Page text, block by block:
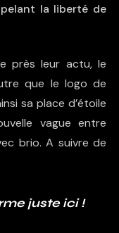
la liberté de
près leur actu, le
que le logo de
sa place d’étoile
vague entre
brio. A suivre de
juste ici !